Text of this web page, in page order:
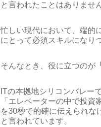
と言われたことはありませ
忙しい現代において、端的
にとって必須スキルになり
そんなとき、役に立つのが
ITの本拠地シリコンバレーで
「エレベーターの中で投
を30秒で的確に伝えられな
と言われています。